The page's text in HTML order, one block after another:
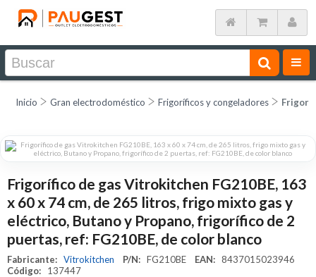
Inicio Gran electrodoméstico Frigoríficos y congeladores
Frigorífico de gas Vitrokitchen FG210BE, 163
x 60 x 74 cm, de 265 litros, frigo mixto gas y
eléctrico, Butano y Propano, frigorífico de 2
puertas, ref: FG210BE, de color blanco
Fabricante: Vitrokitchen P/N: FG210BE EAN: 8437015023946
Código:
137447